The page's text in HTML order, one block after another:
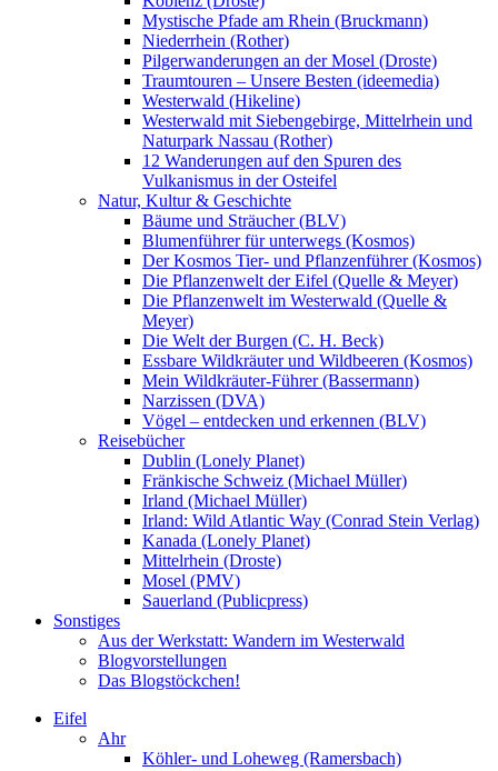
Mystische Pfade am Rhein (Bruckmann)
Niederrhein (Rother)
Pilgerwanderungen an der Mosel (Droste)
Traumtouren – Unsere Besten (ideemedia)
Westerwald (Hikeline)
Westerwald mit Siebengebirge, Mittelrhein und
Naturpark Nassau (Rother)
12 Wanderungen auf den Spuren des
Vulkanismus in der Osteifel
Natur, Kultur & Geschichte
Bäume und Sträucher (BLV)
Blumenführer für unterwegs (Kosmos)
Der Kosmos Tier- und Pflanzenführer (Kosmos)
Die Pflanzenwelt der Eifel (Quelle & Meyer)
Die Pflanzenwelt im Westerwald (Quelle &
Meyer)
Die Welt der Burgen (C. H. Beck)
Essbare Wildkräuter und Wildbeeren (Kosmos)
Mein Wildkräuter-Führer (Bassermann)
Narzissen (DVA)
Vögel – entdecken und erkennen (BLV)
Reisebücher
Dublin (Lonely Planet)
Fränkische Schweiz (Michael Müller)
Irland (Michael Müller)
Irland: Wild Atlantic Way (Conrad Stein Verlag)
Kanada (Lonely Planet)
Mittelrhein (Droste)
Mosel (PMV)
Sauerland (Publicpress)
Sonstiges
Aus der Werkstatt: Wandern im Westerwald
Blogvorstellungen
Das Blogstöckchen!
Eifel
Ahr
Köhler- und Loheweg (Ramersbach)